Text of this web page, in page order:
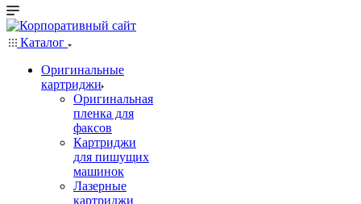
Каталог
Оригинальные
картриджи
Оригинальная
пленка для
факсов
Картриджи
для пишущих
машинок
Лазерные
картриджи